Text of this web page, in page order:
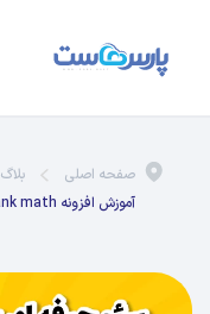
صفحه اصلی بلاگ
آموزش افزونه rank math به صورت جامع و رایگان